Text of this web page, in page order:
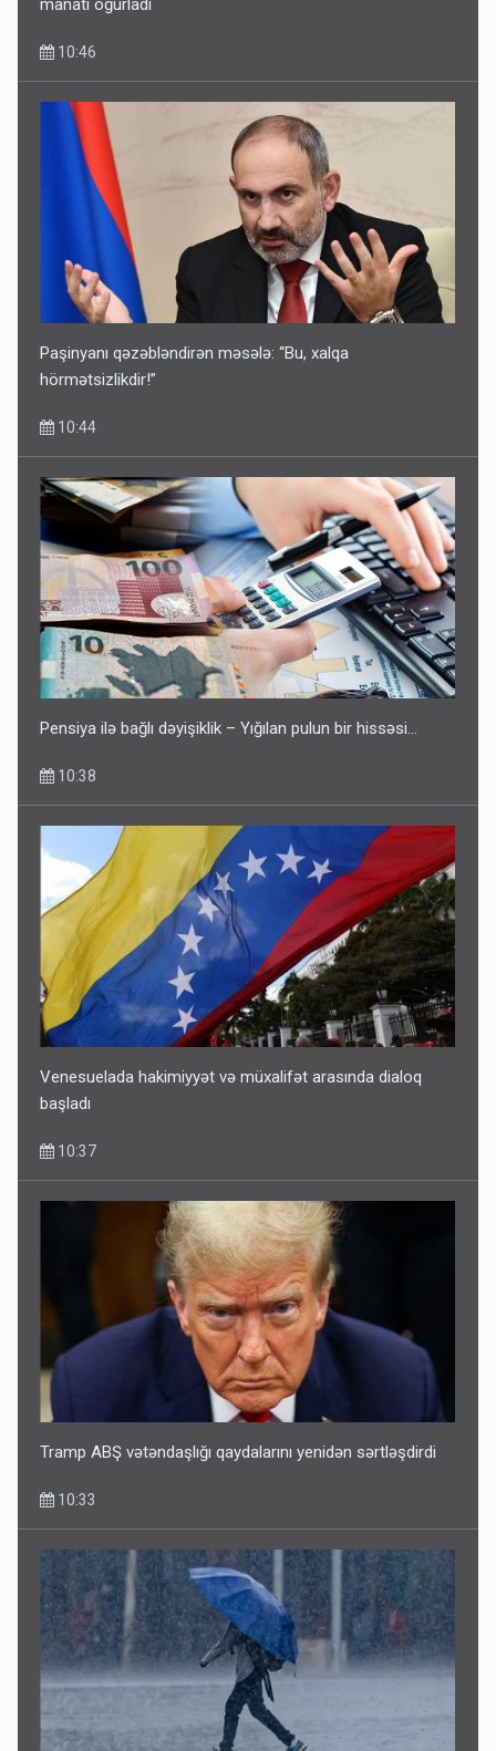
manatı oğurladı
10:46
Paşinyanı qəzəbləndirən məsələ: “Bu, xalqa
hörmətsizlikdir!”
10:44
Pensiya ilə bağlı dəyişiklik – Yığılan pulun bir hissəsi…
10:38
Venesuelada hakimiyyət və müxalifət arasında dialoq
başladı
10:37
Tramp ABŞ vətəndaşlığı qaydalarını yenidən sərtləşdirdi
10:33